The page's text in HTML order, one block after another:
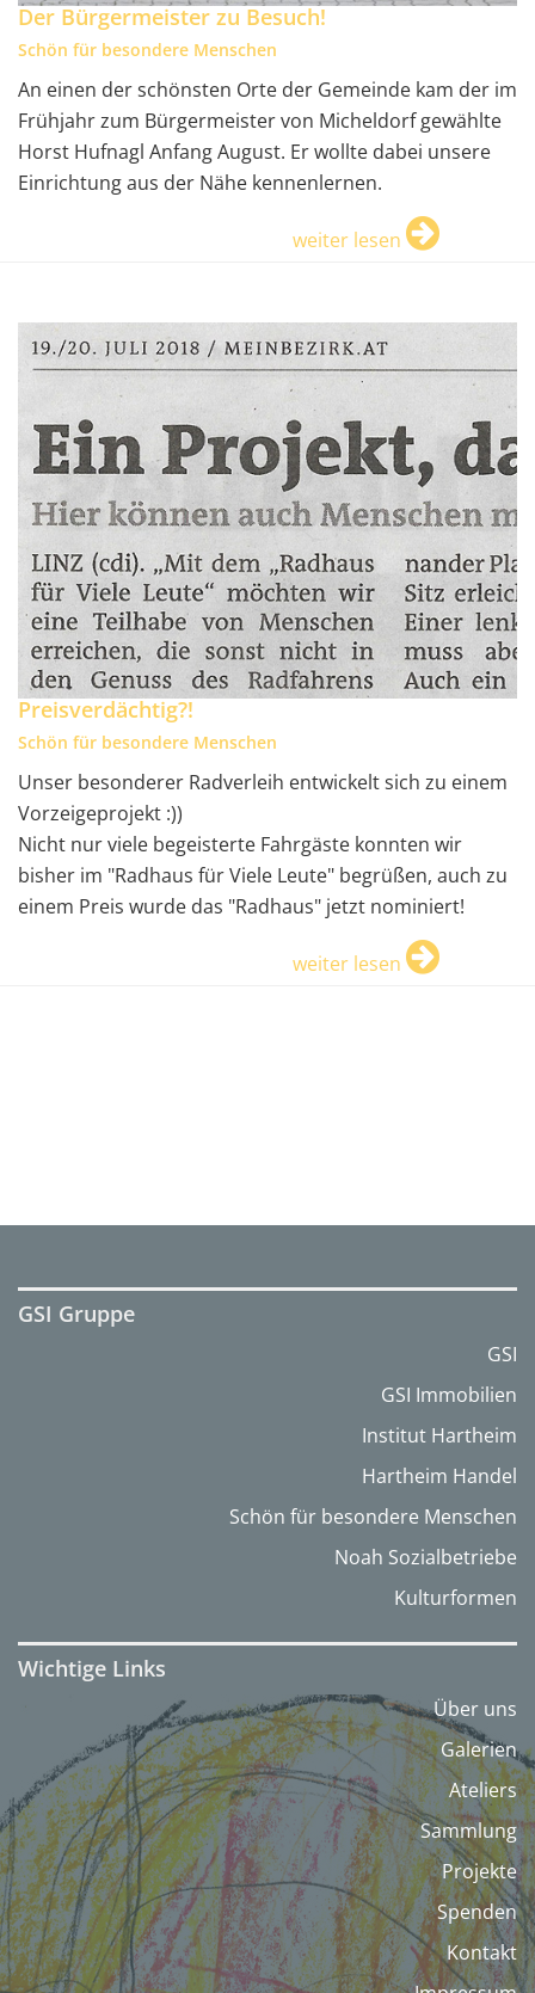
Der Bürgermeister zu Besuch!
Schön für besondere Menschen
An einen der schönsten Orte der Gemeinde kam der im
Frühjahr zum Bürgermeister von Micheldorf gewählte
Horst Hufnagl Anfang August. Er wollte dabei unsere
Einrichtung aus der Nähe kennenlernen.
weiter lesen
Preisverdächtig?!
Schön für besondere Menschen
Unser besonderer Radverleih entwickelt sich zu einem
Vorzeigeprojekt :))
Nicht nur viele begeisterte Fahrgäste konnten wir
bisher im "Radhaus für Viele Leute" begrüßen, auch zu
einem Preis wurde das "Radhaus" jetzt nominiert!
weiter lesen
GSI Gruppe
GSI
GSI Immobilien
Institut Hartheim
Hartheim Handel
Schön für besondere Menschen
Noah Sozialbetriebe
Kulturformen
Wichtige Links
Über uns
Galerien
Ateliers
Sammlung
Projekte
Spenden
Kontakt